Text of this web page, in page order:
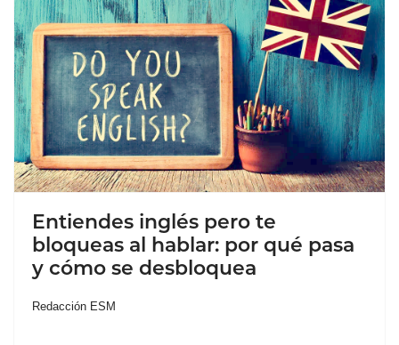
Entiendes inglés pero te
bloqueas al hablar: por qué pasa
y cómo se desbloquea
Redacción ESM